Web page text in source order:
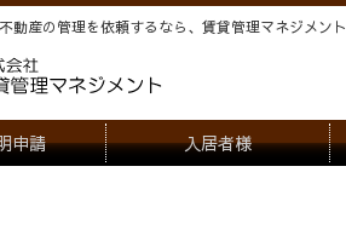
動産の管理を依頼するなら、賃貸管理マネジメン
申請 入居者様